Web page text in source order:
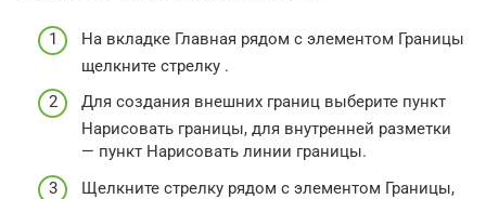
На вкладке Главная рядом с элементом Границы
щелкните стрелку .
Для создания внешних границ выберите пункт
Нарисовать границы, для внутренней разметки
— пункт Нарисовать линии границы.
Щелкните стрелку рядом с элементом Границы,